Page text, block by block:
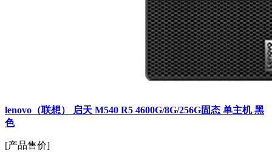
lenovo（联想） 启天 M540 R5 4600G/8G/256G固态 单主机 黑
色
[产品售价]